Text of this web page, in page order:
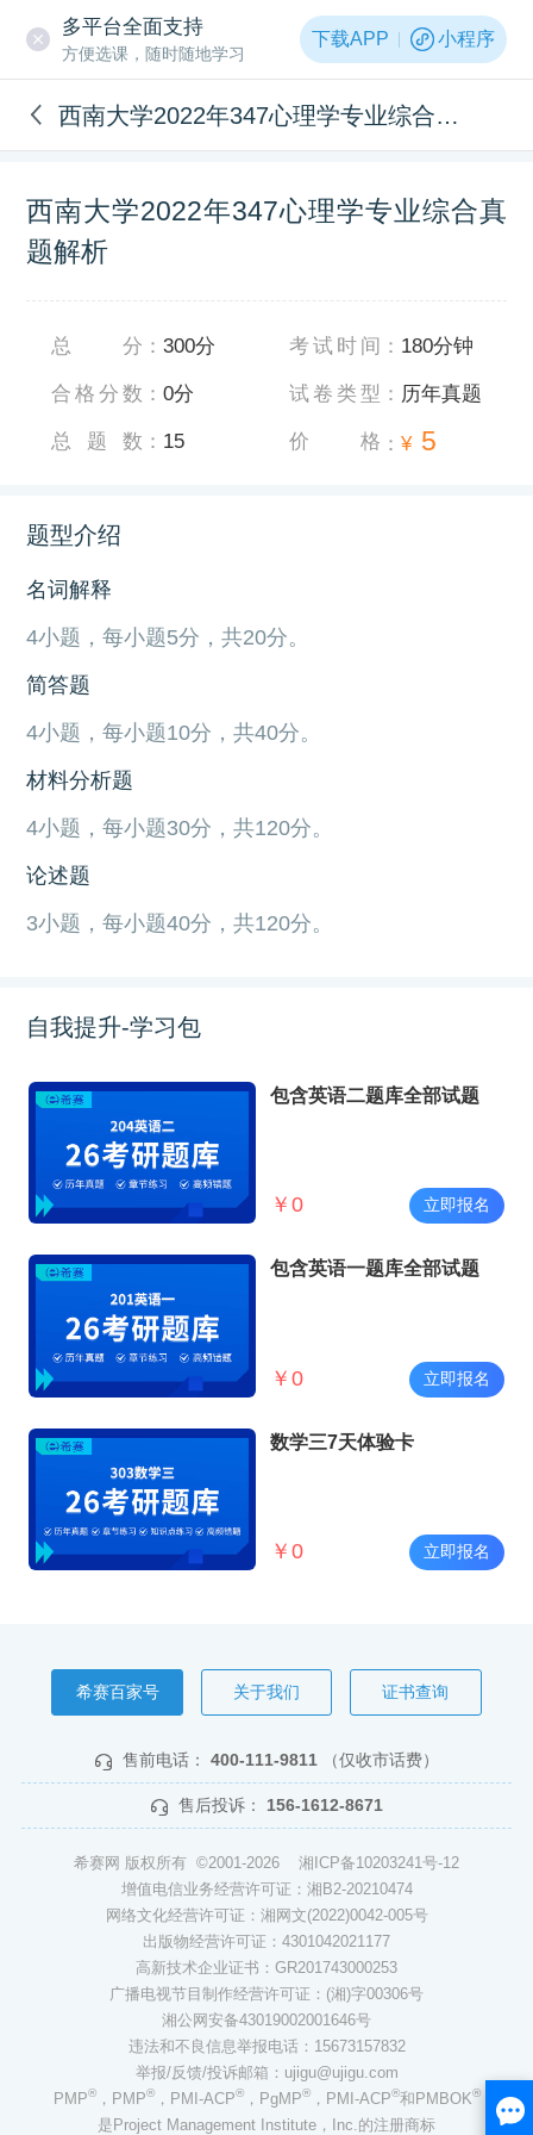
多平台全面支持
方便选课，随时随地学习
下载APP 小程序
西南大学2022年347心理学专业综合真题解析
西南大学2022年347心理学专业综合真
题解析
总分 ：300分
合格分数 ：0分
总题数 ： 15
考试时间 ： 180分钟
试卷类型 ： 历年真题
价格 ：¥ 5
题型介绍
名词解释
4小题，每小题5分，共20分。
简答题
4小题，每小题10分，共40分。
材料分析题
4小题，每小题30分，共120分。
论述题
3小题，每小题40分，共120分。
自我提升-学习包
包含英语二题库全部试题
￥ 0 立即报名
包含英语一题库全部试题
￥ 0 立即报名
数学三7天体验卡
￥ 0 立即报名
希赛百家号 关于我们 证书查询
售前电话： 400-111-9811 （仅收市话费）
售后投诉： 156-1612-8671
希赛网 版权所有 ©2001-2026 湘ICP备10203241号-12
增值电信业务经营许可证：湘B2-20210474
网络文化经营许可证：湘网文(2022)0042-005号
出版物经营许可证：4301042021177
高新技术企业证书：GR201743000253
广播电视节目制作经营许可证：(湘)字00306号
湘公网安备43019002001646号
违法和不良信息举报电话：15673157832
举报/反馈/投诉邮箱：ujigu@ujigu.com
PMP®，PMP®，PMI-ACP®，PgMP®，PMI-ACP®和PMBOK®
是Project Management Institute，Inc.的注册商标